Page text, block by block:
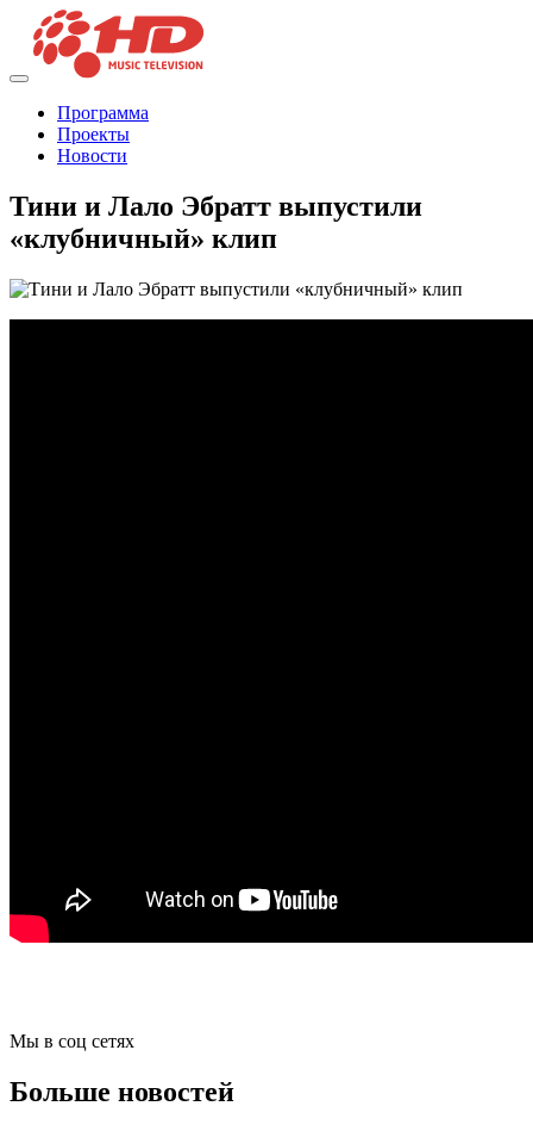
Программа
Проекты
Новости
Тини и Лало Эбратт выпустили
«клубничный» клип
Мы в соц сетях
Больше новостей